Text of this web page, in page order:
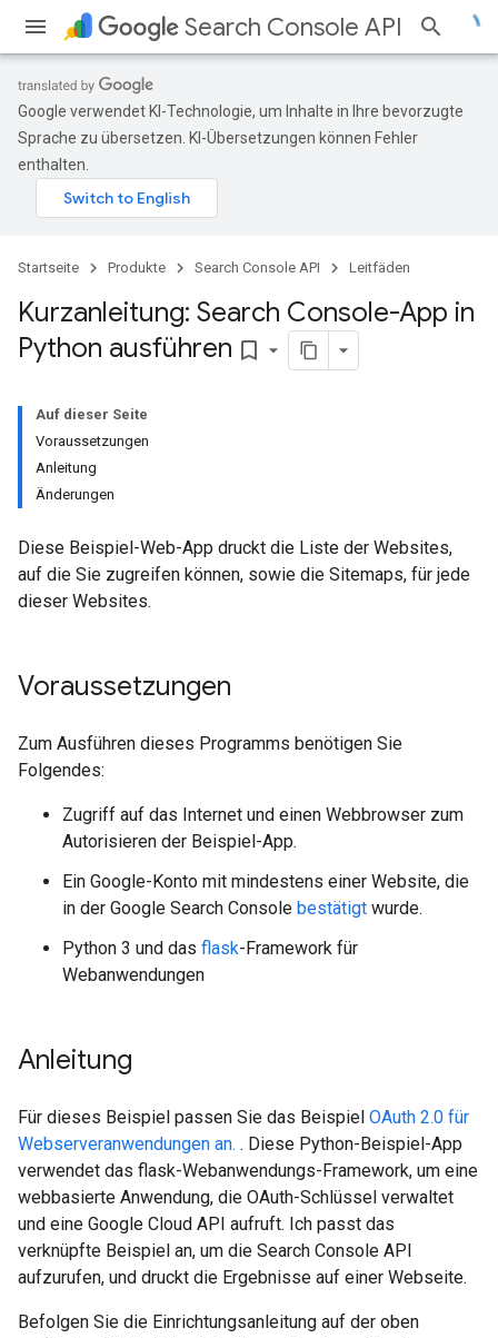
Search Console API
Google verwendet KI-Technologie, um Inhalte in Ihre bevorzugte
Sprache zu übersetzen. KI-Übersetzungen können Fehler
enthalten.
Startseite Produkte Search Console API Leitfäden
Kurzanleitung: Search Console-App in
Python ausführen bookmark_border
Auf dieser Seite
Voraussetzungen
Anleitung
Änderungen
Diese Beispiel-Web-App druckt die Liste der Websites,
auf die Sie zugreifen können, sowie die Sitemaps, für jede
dieser Websites.
Voraussetzungen
Zum Ausführen dieses Programms benötigen Sie
Folgendes:
Zugriff auf das Internet und einen Webbrowser zum
Autorisieren der Beispiel-App.
Ein Google-Konto mit mindestens einer Website, die
in der Google Search Console bestätigt wurde.
Python 3 und das flask-Framework für
Webanwendungen
Anleitung
Für dieses Beispiel passen Sie das Beispiel OAuth 2.0 für
Webserveranwendungen an. . Diese Python-Beispiel-App
verwendet das flask-Webanwendungs-Framework, um eine
webbasierte Anwendung, die OAuth-Schlüssel verwaltet
und eine Google Cloud API aufruft. Ich passt das
verknüpfte Beispiel an, um die Search Console API
aufzurufen, und druckt die Ergebnisse auf einer Webseite.
Befolgen Sie die Einrichtungsanleitung auf der oben